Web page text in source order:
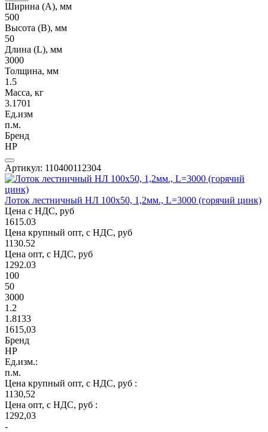
Ширина (А), мм
500
Высота (В), мм
50
Длина (L), мм
3000
Толщина, мм
1.5
Масса, кг
3.1701
Ед.изм
п.м.
Бренд
НР
Артикул: 110400112304
Лоток лестничный НЛ 100х50, 1,2мм., L=3000 (горячий цинк)
Цена с НДС, руб
1615.03
Цена крупный опт, с НДС, руб
1130.52
Цена опт, с НДС, руб
1292.03
100
50
3000
1.2
1.8133
1615,03
Бренд
НР
Ед.изм.:
п.м.
Цена крупный опт, с НДС, руб :
1130,52
Цена опт, с НДС, руб :
1292,03
-